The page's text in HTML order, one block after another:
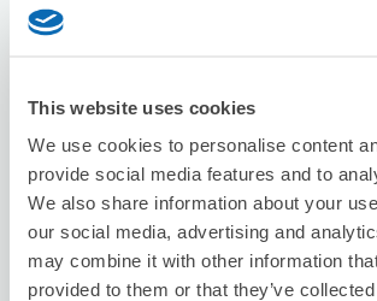
This website uses cookies
We use cookies to personalise content
provide social media features and to
We also share information about your
our social media, advertising and
may combine it with other information
provided to them or that they’ve
8/7五 8/8六 8/9 日 8/10 一 8/11二
預約此店舖